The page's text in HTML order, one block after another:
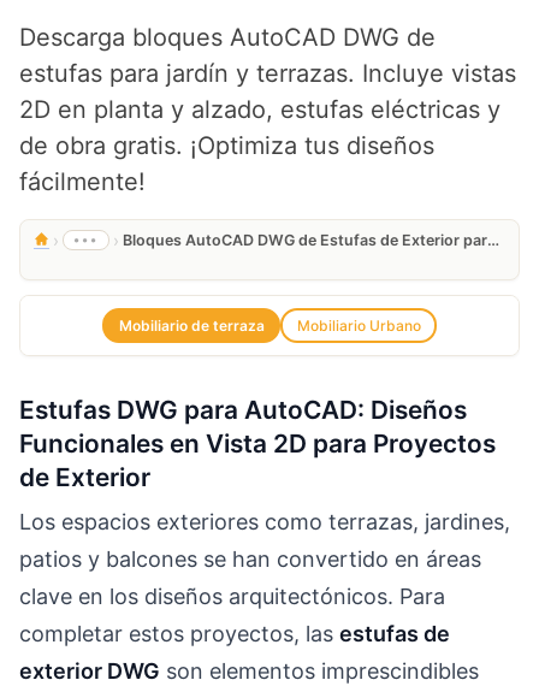
Descarga bloques AutoCAD DWG de
estufas para jardín y terrazas. Incluye vistas
2D en planta y alzado, estufas eléctricas y
de obra gratis. ¡Optimiza tus diseños
fácilmente!
› ••• › Bloques AutoCAD DWG de Estufas de Exterior para Jardines y Terrazas Gratis
Mobiliario de terraza Mobiliario Urbano
Estufas DWG para AutoCAD: Diseños
Funcionales en Vista 2D para Proyectos
de Exterior
Los espacios exteriores como terrazas, jardines,
patios y balcones se han convertido en áreas
clave en los diseños arquitectónicos. Para
completar estos proyectos, las estufas de
exterior DWG son elementos imprescindibles